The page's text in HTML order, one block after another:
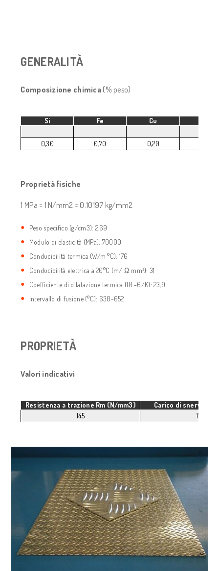
GENERALITÀ
Composizione chimica (% peso)
Si Fe Cu
0,30 0,70 0,20
Proprietà fisiche
1 MPa = 1 N/mm2 = 0.10197 kg/mm2
Peso specifico (g/cm3): 2.69
Modulo di elasticità (MPa): 70000
Conducibilità termica (W/m °C): 176
Conducibilità elettrica a 20°C (m/ Ω mm²): 31
Coefficiente di dilatazione termica (10 -6/K): 23,9
Intervallo di fusione (°C): 630-652
PROPRIETÀ
Valori indicativi
Resistenza a trazione Rm (N/mm3)
Carico di
145
110